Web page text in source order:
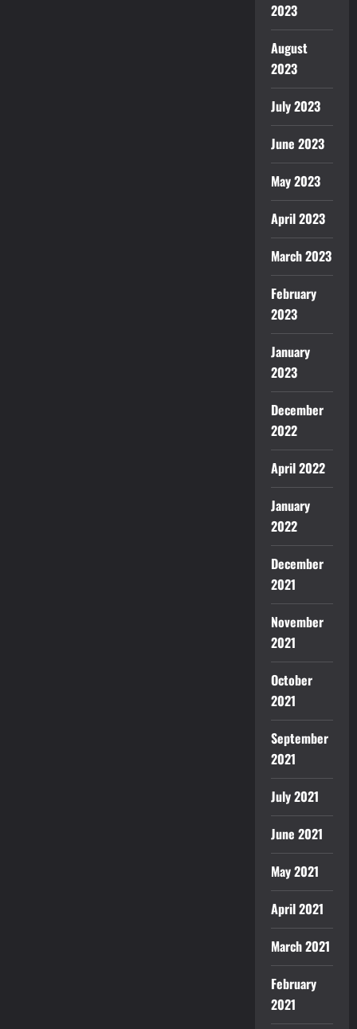
2023
August
2023
July 2023
June 2023
May 2023
April 2023
March 2023
February
2023
January
2023
December
2022
April 2022
January
2022
December
2021
November
2021
October
2021
September
2021
July 2021
June 2021
May 2021
April 2021
March 2021
February
2021